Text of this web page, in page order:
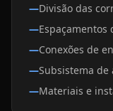
Divisão das
Espaçamentos
Conexões de
Subsistema
Materiais e